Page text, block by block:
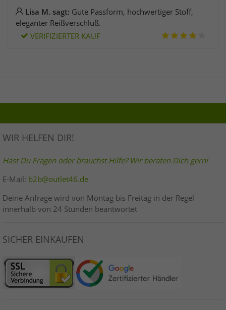
Lisa M. sagt: Gute Passform, hochwertiger Stoff,
eleganter Reißverschluß.
VERIFIZIERTER KAUF
WIR HELFEN DIR!
Hast Du Fragen oder brauchst Hilfe? Wir beraten Dich gern!
E-Mail: b2b@outlet46.de
Deine Anfrage wird von Montag bis Freitag in der Regel
innerhalb von 24 Stunden beantwortet
SICHER EINKAUFEN